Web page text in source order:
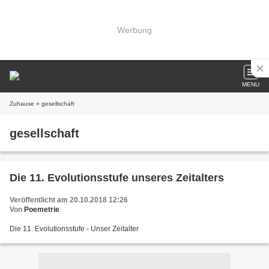
Werbung
MENU
Zuhause » gesellschaft
gesellschaft
Die 11. Evolutionsstufe unseres Zeitalters
Veröffentlicht am 20.10.2018 12:26
Von Poemetrie
Die 11. Evolutionsstufe - Unser Zeitalter